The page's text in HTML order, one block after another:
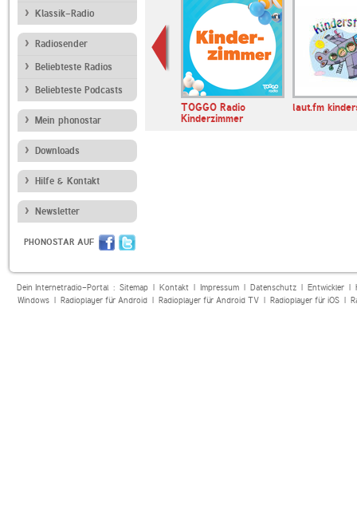
Klassik-Radio
Radiosender
Beliebteste Radios
Beliebteste Podcasts
Mein phonostar
Downloads
Hilfe & Kontakt
Newsletter
PHONOSTAR AUF
laut.fm klabautermann
TOGGO Radio
Kinderzimmer
laut.fm
Dein Internetradio-Portal : Sitemap| Kontakt| Impressum| Datenschutz| Entwickler|
Windows| Radioplayer für Android| Radioplayer für Android TV| Radioplayer für iOS|